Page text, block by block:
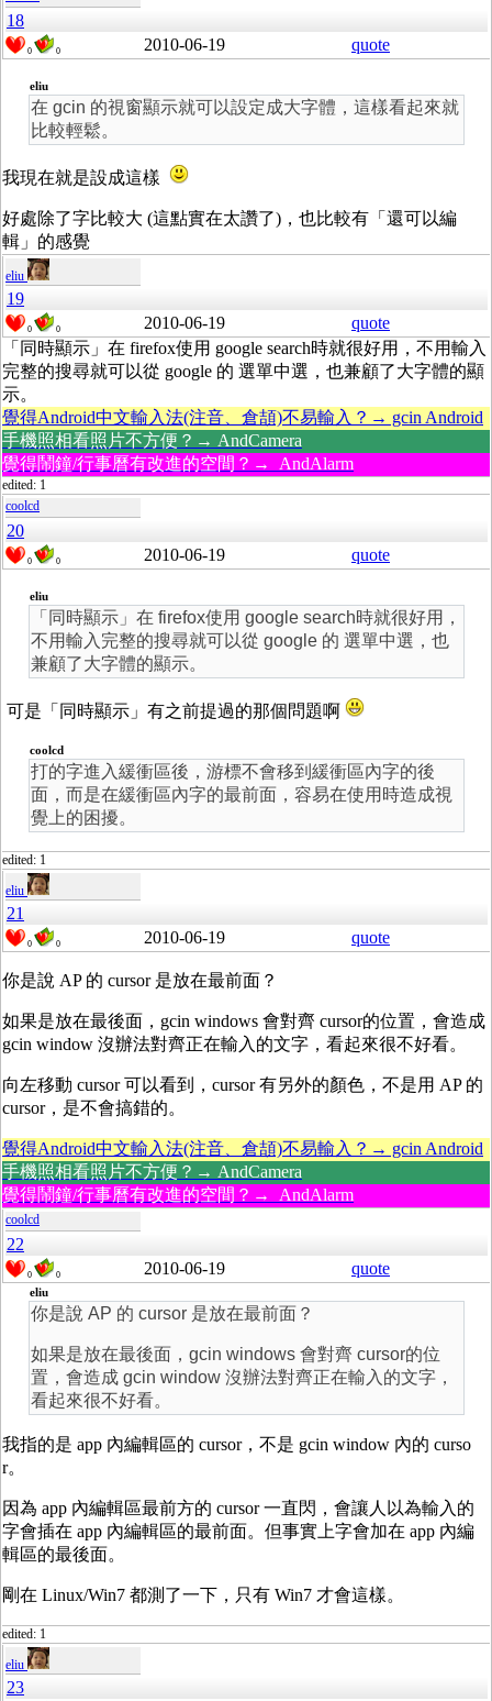
18
0 0 2010-06-19 quote
eliu
在 gcin 的視窗顯示就可以設定成大字體，這樣看起來就
比較輕鬆。
我現在就是設成這樣
好處除了字比較大 (這點實在太讚了)，也比較有「還可以編
輯」的感覺
eliu
19
0 0 2010-06-19
quote
「同時顯示」在 firefox使用 google search時就很好用，不用輸入
完整的搜尋就可以從 google 的 選單中選，也兼顧了大字體的顯
示。
覺得Android中文輸入法(注音、倉頡)不易輸入？→ gcin Android
手機照相看照片不方便？→ AndCamera
覺得鬧鐘/行事曆有改進的空間？→ AndAlarm
edited: 1
coolcd
20
0 0 2010-06-19 quote
eliu
「同時顯示」在 firefox使用 google search時就很好用，
不用輸入完整的搜尋就可以從 google 的 選單中選，也
兼顧了大字體的顯示。
可是「同時顯示」有之前提過的那個問題啊
coolcd
打的字進入緩衝區後，游標不會移到緩衝區內字的後
面，而是在緩衝區內字的最前面，容易在使用時造成視
覺上的困擾。
edited: 1
eliu
21
0 0 2010-06-19 quote
你是說 AP 的 cursor 是放在最前面？
如果是放在最後面，gcin windows 會對齊 cursor的位置，會造成
gcin window 沒辦法對齊正在輸入的文字，看起來很不好看。
向左移動 cursor 可以看到，cursor 有另外的顏色，不是用 AP 的
cursor，是不會搞錯的。
覺得Android中文輸入法(注音、倉頡)不易輸入？→ gcin Android
手機照相看照片不方便？→ AndCamera
覺得鬧鐘/行事曆有改進的空間？→ AndAlarm
coolcd
22
0 0 2010-06-19 quote
eliu
你是說 AP 的 cursor 是放在最前面？
如果是放在最後面，gcin windows 會對齊 cursor的位
置，會造成 gcin window 沒辦法對齊正在輸入的文字，
看起來很不好看。
我指的是 app 內編輯區的 cursor，不是 gcin window 內的 curso
r。
因為 app 內編輯區最前方的 cursor 一直閃，會讓人以為輸入的
字會插在 app 內編輯區的最前面。但事實上字會加在 app 內編
輯區的最後面。
剛在 Linux/Win7 都測了一下，只有 Win7 才會這樣。
edited: 1
eliu
23